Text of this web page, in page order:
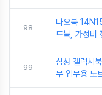
98
다오북
트북, 가성비
99
삼성 갤럭시
무 업무용 노